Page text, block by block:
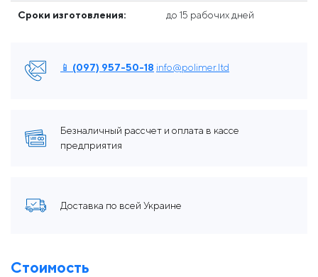
Сроки изготовления: до 15 рабочих дней
📱 (097) 957-50-18 info@polimer.ltd
Безналичный рассчет и оплата в кассе
предприятия
Доставка по всей Украине
Стоимость